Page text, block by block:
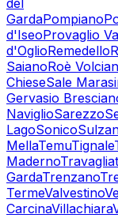
del
GardaPompiano
d'IseoProvaglio
d'OglioRemedello
SaianoRoè
ChieseSale
Gervasio
NaviglioSarezzo
LagoSonico
MellaTemuTignale
Maderno
GardaTrenzano
TermeValvestino
CarcinaVillachiara